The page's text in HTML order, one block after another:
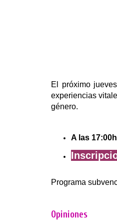
El próximo
experiencias
género.
A las
Programa
Opiniones